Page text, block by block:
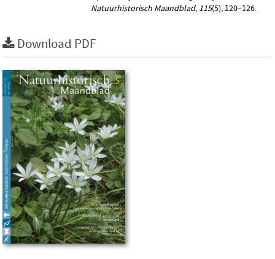
Natuurhistorisch Maandblad, 115(5), 120–126.
Download PDF